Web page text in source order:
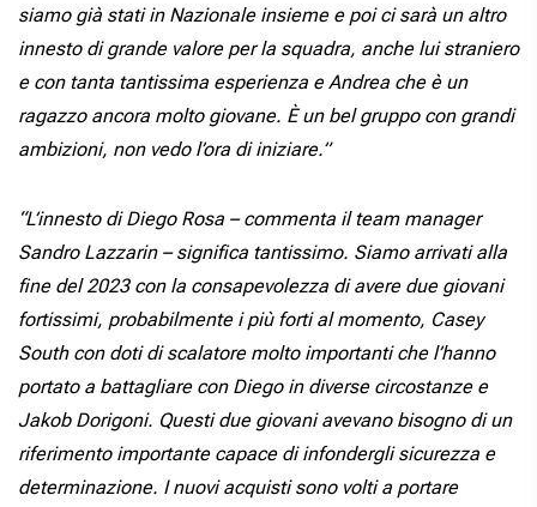
siamo già stati in Nazionale insieme e poi ci sarà un altro
innesto di grande valore per la squadra, anche lui straniero
e con tanta tantissima esperienza e Andrea che è un
ragazzo ancora molto giovane. È un bel gruppo con grandi
ambizioni, non vedo l’ora di iniziare.”
“L’innesto di Diego Rosa – commenta il team manager
Sandro Lazzarin – significa tantissimo. Siamo arrivati alla
fine del 2023 con la consapevolezza di avere due giovani
fortissimi, probabilmente i più forti al momento, Casey
South con doti di scalatore molto importanti che l’hanno
portato a battagliare con Diego in diverse circostanze e
Jakob Dorigoni. Questi due giovani avevano bisogno di un
riferimento importante capace di infondergli sicurezza e
determinazione. I nuovi acquisti sono volti a portare